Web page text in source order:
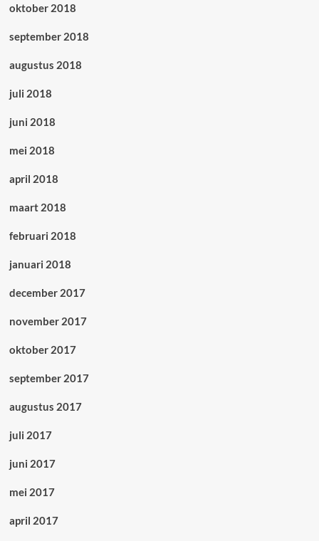
oktober 2018
september 2018
augustus 2018
juli 2018
juni 2018
mei 2018
april 2018
maart 2018
februari 2018
januari 2018
december 2017
november 2017
oktober 2017
september 2017
augustus 2017
juli 2017
juni 2017
mei 2017
april 2017